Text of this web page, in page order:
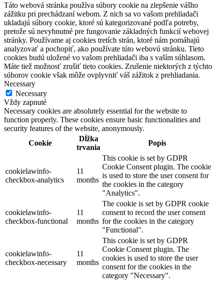
Táto webová stránka používa súbory cookie na zlepšenie vášho
zážitku pri prechádzaní webom. Z nich sa vo vašom prehliadači
ukladajú súbory cookie, ktoré sú kategorizované podľa potreby,
pretože sú nevyhnutné pre fungovanie základných funkcií webovej
stránky. Používame aj cookies tretích strán, ktoré nám pomáhajú
analyzovať a pochopiť, ako používate túto webovú stránku. Tieto
cookies budú uložené vo vašom prehliadači iba s vaším súhlasom.
Máte tiež možnosť zrušiť tieto cookies. Zrušenie niektorých z týchto
súborov cookie však môže ovplyvniť váš zážitok z prehliadania.
Necessary
Necessary
Vždy zapnuté
Necessary cookies are absolutely essential for the website to
function properly. These cookies ensure basic functionalities and
security features of the website, anonymously.
Cookie
Dĺžka
trvania
Popis
cookielawinfo-
checkbox-analytics
11
months
This cookie is set by GDPR
Cookie Consent plugin. The cookie
is used to store the user consent for
the cookies in the category
"Analytics".
cookielawinfo-
checkbox-functional
11
months
The cookie is set by GDPR cookie
consent to record the user consent
for the cookies in the category
"Functional".
cookielawinfo-
checkbox-necessary
11
months
This cookie is set by GDPR
Cookie Consent plugin. The
cookies is used to store the user
consent for the cookies in the
category "Necessary".